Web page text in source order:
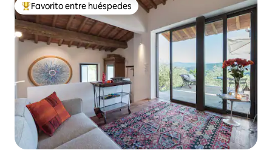
Favorito entre huéspedes preferido
Favorito entre huéspedes